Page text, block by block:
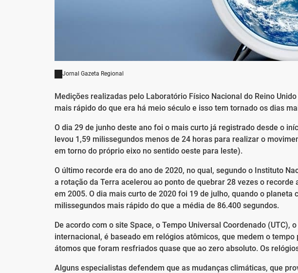
Jornal Gazeta Regional
Medições realizadas pelo Laboratório Físico Nacional do Reino
mais rápido do que era há meio século e isso tem tornado os dias
O dia 29 de junho deste ano foi o mais curto já registrado desde o
levou 1,59 milissegundos menos de 24 horas para realizar o
em torno do próprio eixo no sentido oeste para leste).
O último recorde era do ano de 2020, no qual, segundo o Instituto
a rotação da Terra acelerou ao ponto de quebrar 28 vezes o
em 2005. O dia mais curto de 2020 foi 19 de julho, quando o planeta
milissegundos mais rápido do que a média de 86.400 segundos.
De acordo com o site Space, o Tempo Universal Coordenado (UTC),
internacional, é baseado em relógios atômicos, que medem o
átomos que foram resfriados quase que ao zero absoluto. Os
Alguns especialistas defendem que as mudanças climáticas, que